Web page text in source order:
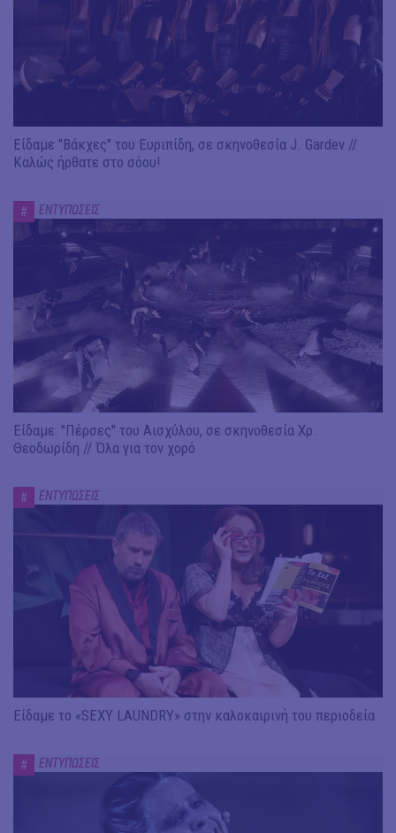
Είδαμε "Βάκχες" του Ευριπίδη, σε σκηνοθεσία J. Gardev //
Καλώς ήρθατε στο σόου!
# ΕΝΤΥΠΩΣΕΙΣ
Είδαμε: "Πέρσες" του Αισχύλου, σε σκηνοθεσία Χρ.
Θεοδωρίδη // Όλα για τον χορό
# ΕΝΤΥΠΩΣΕΙΣ
Είδαμε το «SEXY LAUNDRY» στην καλοκαιρινή του περιοδεία
# ΕΝΤΥΠΩΣΕΙΣ